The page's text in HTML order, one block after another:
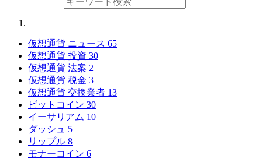
仮想通貨 ニュース 65
仮想通貨 投資 30
仮想通貨 法案 2
仮想通貨 税金 3
仮想通貨 交換業者 13
ビットコイン 30
イーサリアム 10
ダッシュ 5
リップル 8
モナーコイン 6